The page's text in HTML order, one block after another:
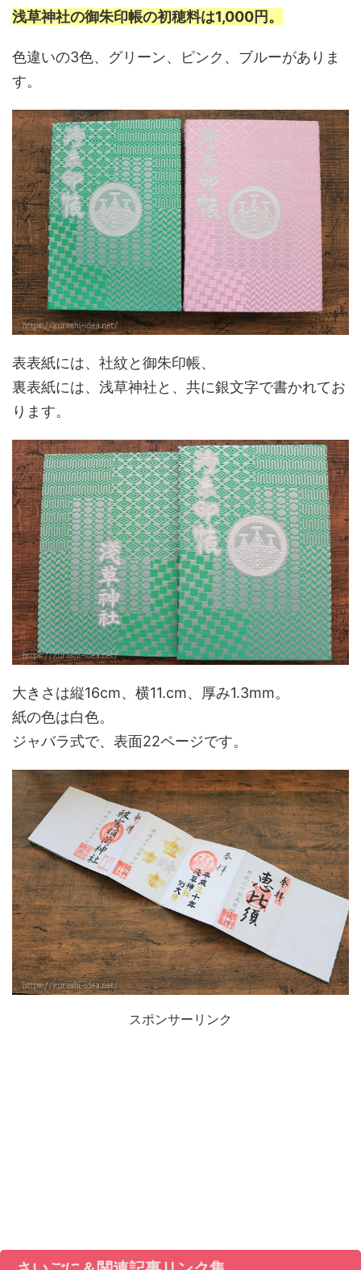
浅草神社の御朱印帳の初穂料は1,000円。
色違いの3色、グリーン、ピンク、ブルーがありま
す。
表表紙には、社紋と御朱印帳、
裏表紙には、浅草神社と、共に銀文字で書かれてお
ります。
大きさは縦16cm、横11.cm、厚み1.3mm。
紙の色は白色。
ジャバラ式で、表面22ページです。
スポンサーリンク